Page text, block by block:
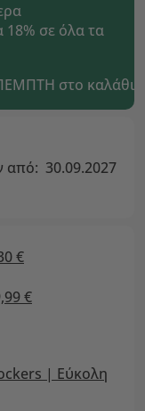
18% σε όλα τα
στο καλάθι
από: 30.09.2027
€
€
| Εύκολη